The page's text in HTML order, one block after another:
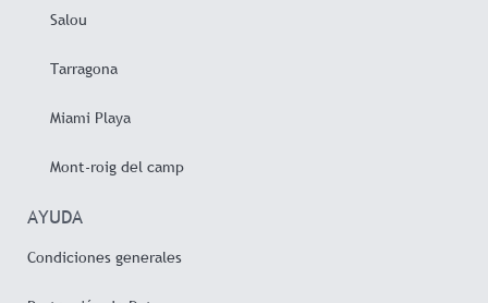
Salou
Tarragona
Miami Playa
Mont-roig del camp
AYUDA
Condiciones generales